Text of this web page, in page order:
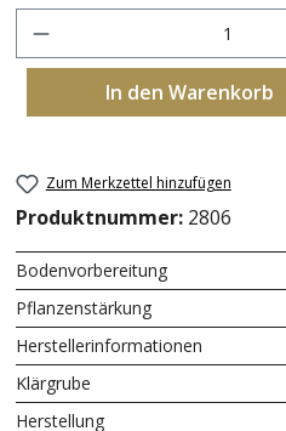
In den Warenkorb
Zum Merkzettel hinzufügen
Produktnummer: 2806
Bodenvorbereitung
Pflanzenstärkung
Herstellerinformationen
Klärgrube
Herstellung